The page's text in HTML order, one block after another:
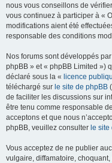
nous vous conseillons de
vous continuez à participer à «
modifications aient été
responsable des conditions
Nos forums sont développés
phpBB » et « phpBB Limited »)
déclaré sous la « licence
téléchargé sur le site de phpBB
de faciliter les discussions sur
être tenu comme responsable
acceptons et que nous
phpBB, veuillez consulter le
Vous acceptez de ne publier
vulgaire, diffamatoire,